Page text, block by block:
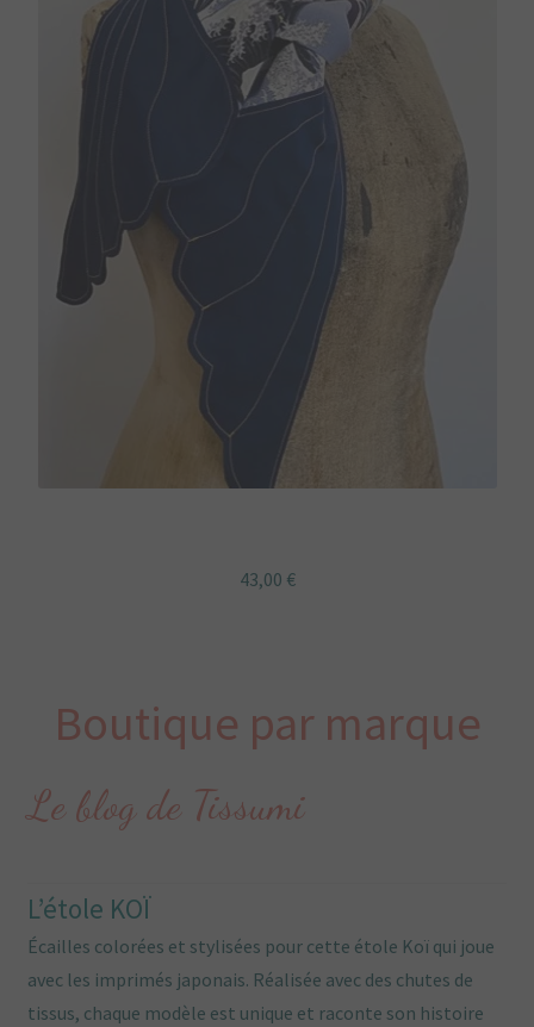
43,00 €
Boutique par marque
Le blog de Tissumi
L’étole KOÏ
Écailles colorées et stylisées pour cette étole Koï qui joue
avec les imprimés japonais. Réalisée avec des chutes de
tissus, chaque modèle est unique et raconte son histoire